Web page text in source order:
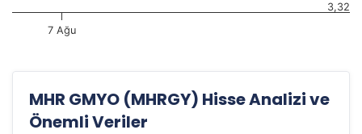
7 Ağu
3,32
MHR GMYO (MHRGY) Hisse Analizi ve
Önemli Veriler